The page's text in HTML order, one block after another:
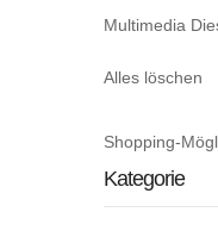
Multimedia
Alles löschen
Shopping-
Kategorie